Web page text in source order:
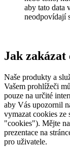
aby tato data
neodpovídají
Jak
Naše produkty a
Vašem prohlížeči
pouze na určité
aby Vás upozornil
vymazat cookies ze
"cookies"). Mějte
prezentace na
pro uživatele.